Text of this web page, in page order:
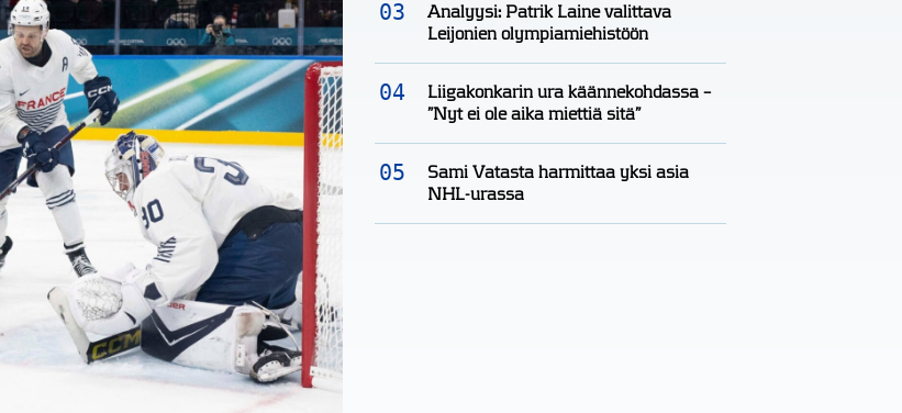
Analyysi: Patrik Laine valittava
Leijonien olympiamiehistöön
Liigakonkarin ura käännekohdassa –
”Nyt ei ole aika miettiä sitä”
Sami Vatasta harmittaa yksi asia
NHL-urassa